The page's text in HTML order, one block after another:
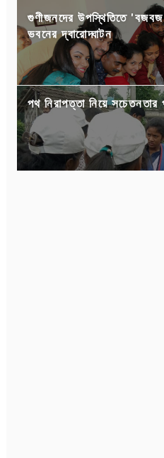
গুণীজনদের উপস্থিতিতে
ভবনের দ্বারোদ্ঘাটন
পথ নিরাপত্তা নিয়ে সচেতনতার